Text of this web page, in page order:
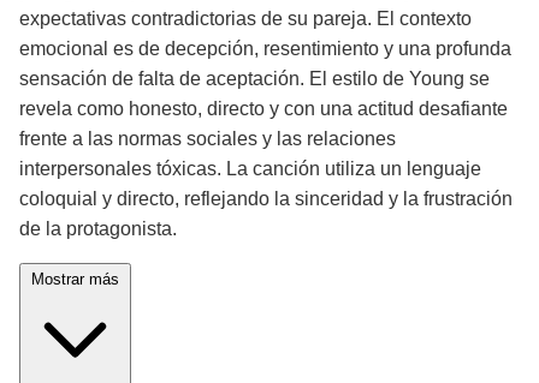
expectativas contradictorias de su pareja. El contexto
emocional es de decepción, resentimiento y una profunda
sensación de falta de aceptación. El estilo de Young se
revela como honesto, directo y con una actitud desafiante
frente a las normas sociales y las relaciones
interpersonales tóxicas. La canción utiliza un lenguaje
coloquial y directo, reflejando la sinceridad y la frustración
de la protagonista.